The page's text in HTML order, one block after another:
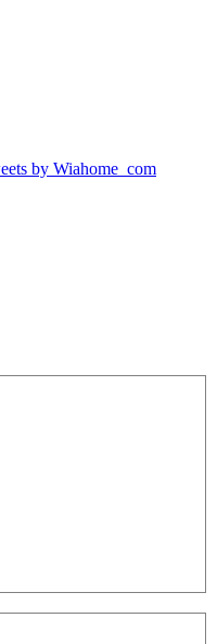
by Wiahome_com